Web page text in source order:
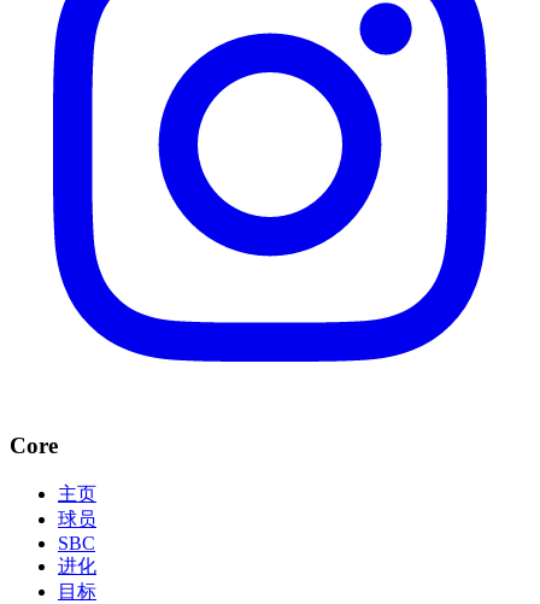
Core
主页
球员
SBC
进化
目标